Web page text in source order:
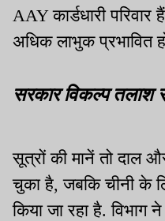
AAY कार्डधारी
अधिक लाभुक प्रभावित
सरकार विकल्प तलाश
सूत्रों की मानें तो दाल
चुका है, जबकि चीनी के
किया जा रहा है.